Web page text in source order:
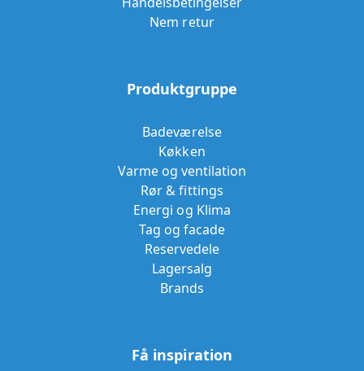
Nem retur
Produktgruppe
Badeværelse
Køkken
Varme og ventilation
Rør & fittings
Energi og Klima
Tag og facade
Reservedele
Lagersalg
Brands
Få inspiration